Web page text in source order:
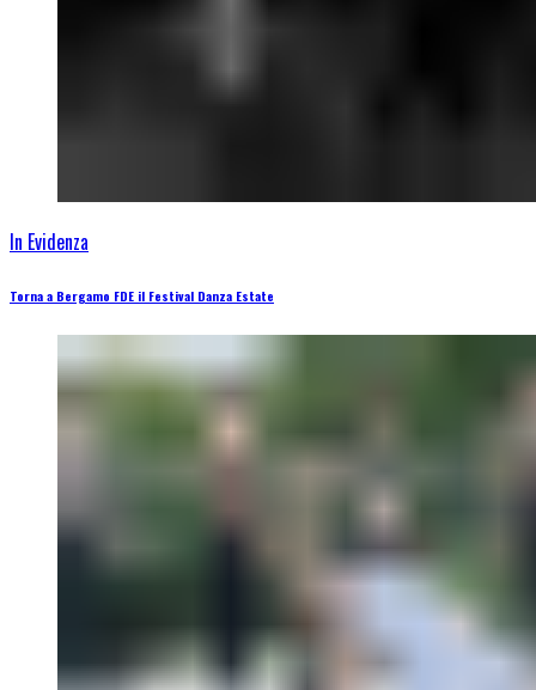
In Evidenza
Torna a Bergamo FDE il Festival Danza Estate